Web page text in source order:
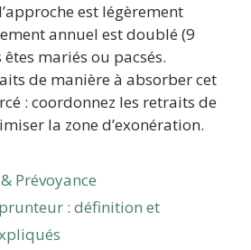
est légèrement
annuel est doublé (9
mariés ou pacsés.
de manière à absorber cet
: coordonnez les retraits de
la zone d’exonération.
Prévoyance
: définition et